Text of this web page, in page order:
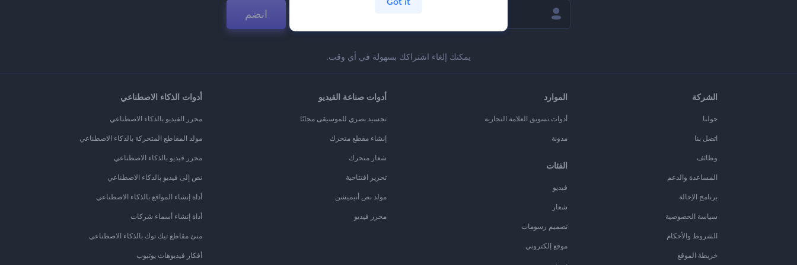
انضم
يمكنك إلغاء اشتراكك بسهولة في أي وقت.
الشركة
حولنا
اتصل بنا
وظائف
المساعدة والدعم
برنامج الإحالة
سياسة الخصوصية
الشروط والأحكام
خريطة الموقع
الموارد
أدوات تسويق العلامة التجارية
مدونة
الفئات
فيديو
شعار
تصميم رسومات
موقع إلكتروني
أدوات صناعة الفيديو
تجسيد بصري للموسيقى مجانًا
إنشاء مقطع متحرك
شعار متحرك
تحرير افتتاحية
مولد نص أنيميشن
محرر فيديو
أدوات الذكاء الاصطناعي
محرر الفيديو بالذكاء الاصطناعي
مولد المقاطع المتحركة بالذكاء الاصطناعي
محرر فيديو بالذكاء الاصطناعي
نص إلى فيديو بالذكاء الاصطناعي
أداة إنشاء المواقع بالذكاء الاصطناعي
أداة إنشاء أسماء شركات
منئ مقاطع تيك توك بالذكاء الاصطناعي
أفكار فيديوهات يوتيوب